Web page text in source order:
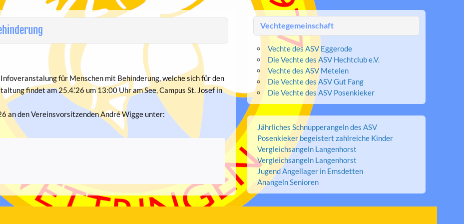
für Menschen mit Behinderung, welche sich für den
findet am 25.4.’26 um 13:00 Uhr am See, Campus St. Josef in
an den Vereinsvorsitzenden André Wigge unter:
Vechtegemeinschaft
Vechte des ASV Eggerode
Die Vechte des ASV Hechtclub e.V.
Vechte des ASV Metelen
Die Vechte des ASV Gut Fang
Die Vechte des ASV Posenkieker
Jährliches Schnupperangeln des ASV
Posenkieker begeistert zahlreiche Kinder
Vergleichsangeln Langenhorst
Vergleichsangeln Langenhorst
Jugend Angellager in Emsdetten
Anangeln Senioren